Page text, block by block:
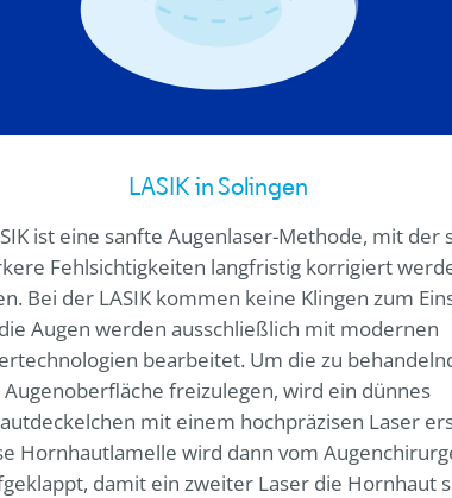
LASIK in Solingen
ist eine sanfte Augenlaser-Methode, mit der
Fehlsichtigkeiten langfristig korrigiert
Bei der LASIK kommen keine Klingen zum
die Augen werden ausschließlich mit modernen
bearbeitet. Um die zu
Augenoberfläche freizulegen, wird ein dünnes
mit einem hochpräzisen Laser
Hornhautlamelle wird dann vom
damit ein zweiter Laser die Hornhaut